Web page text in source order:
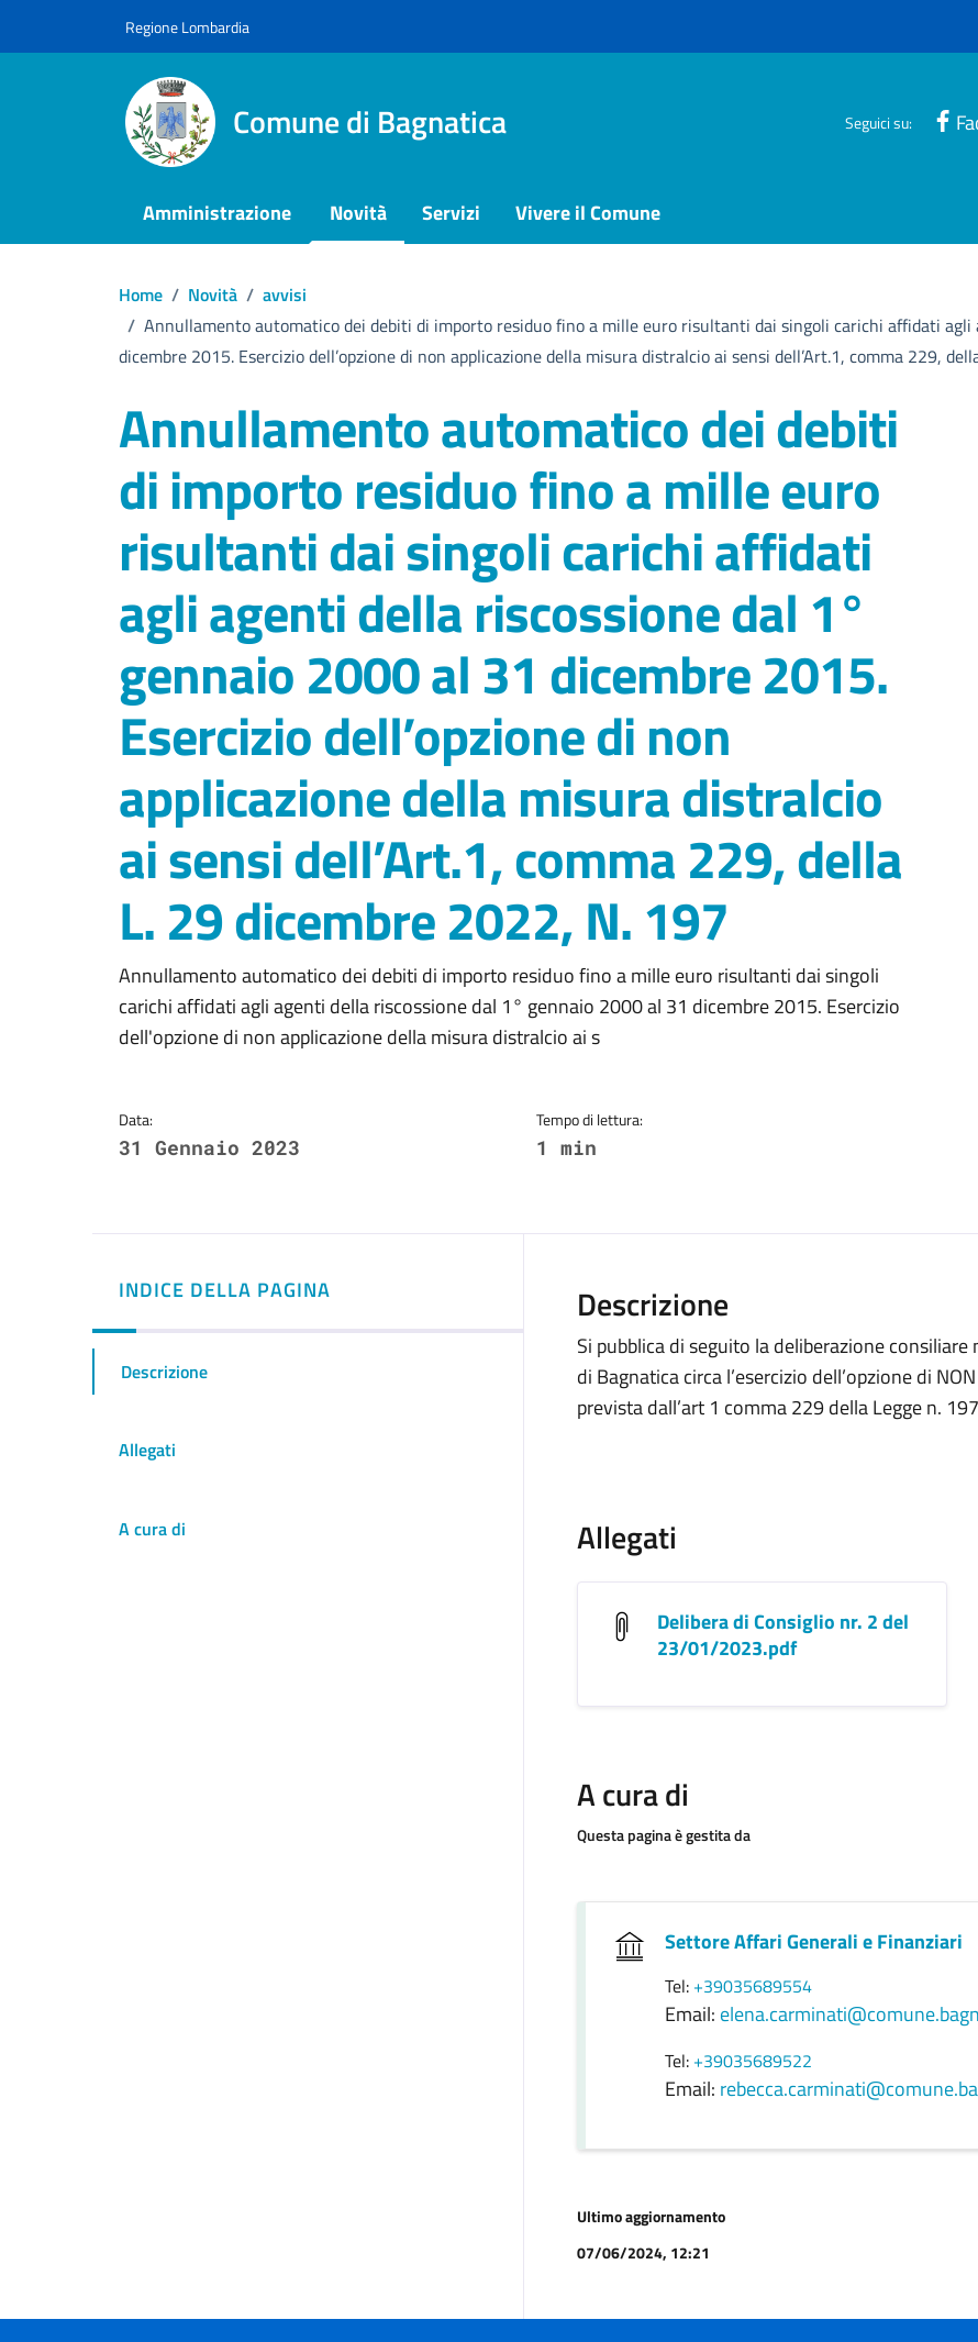
Regione Lombardia
Comune di Bagnatica Seguici su:
Amministrazione Novità Servizi Vivere il Comune
Home / Novità / avvisi
/ Annullamento automatico dei debiti di importo residuo fino a mille euro risultanti dai singoli carichi affidati agli
dicembre 2015. Esercizio dell’opzione di non applicazione della misura distralcio ai sensi dell’Art.1, comma 229,
Annullamento automatico dei debiti
di importo residuo fino a mille euro
risultanti dai singoli carichi affidati
agli agenti della riscossione dal 1°
gennaio 2000 al 31 dicembre 2015.
Esercizio dell’opzione di non
applicazione della misura distralcio
ai sensi dell’Art.1, comma 229, della
L. 29 dicembre 2022, N. 197
Dettagli della notizia
Annullamento automatico dei debiti di importo residuo fino a mille euro risultanti dai singoli
carichi affidati agli agenti della riscossione dal 1° gennaio 2000 al 31 dicembre 2015. Esercizio
dell'opzione di non applicazione della misura distralcio ai s
Data:
31 Gennaio 2023
Tempo di lettura:
1 min
INDICE DELLA PAGINA
Descrizione
Allegati
A cura di
Descrizione
Si pubblica di seguito la deliberazione
di Bagnatica circa l’esercizio dell’opzione di
prevista dall’art 1 comma 229 della Legge n.
Allegati
Delibera di Consiglio nr. 2 del
23/01/2023.pdf
A cura di
Questa pagina è gestita da
Settore Affari Generali e Finanziari
Tel: +39035689554
Email:
Tel: +39035689522
Email:
Ultimo aggiornamento
07/06/2024, 12:21